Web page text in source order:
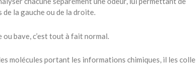
la gauche ou de la droite.
ou bave, c’est tout à fait normal.
molécules portant les informations chimiques, il les colle